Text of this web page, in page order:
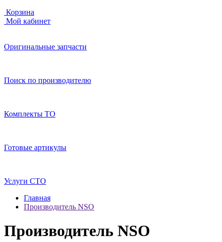
Корзина
Мой кабинет
Оригинальные запчасти
Поиск по производителю
Комплекты ТО
Готовые артикулы
Услуги СТО
Главная
Производитель NSO
Производитель NSO